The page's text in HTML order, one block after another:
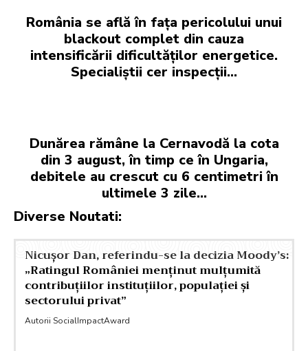
România se află în fața pericolului unui
blackout complet din cauza
intensificării dificultăților energetice.
Specialiștii cer inspecții…
Dunărea rămâne la Cernavodă la cota
din 3 august, în timp ce în Ungaria,
debitele au crescut cu 6 centimetri în
ultimele 3 zile...
Diverse Noutati:
Nicușor Dan, referindu-se la decizia Moody’s:
„Ratingul României menținut mulțumită
contribuțiilor instituțiilor, populației și
sectorului privat”
Autorii SocialImpactAward